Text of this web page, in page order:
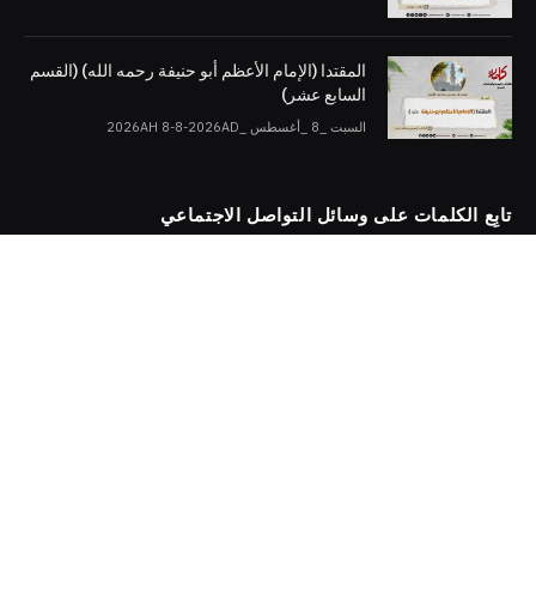
المقتدا (الإمام الأعظم أبو حنيفة رحمه الله) (القسم
السابع عشر)
السبت _8 _أغسطس _2026AH 8-8-2026AD
تابِع الكلمات على وسائل التواصل الاجتماعي